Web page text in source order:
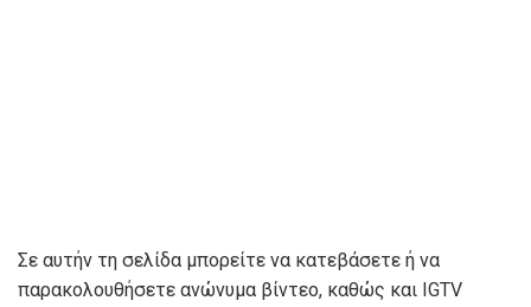
Σε αυτήν τη σελίδα μπορείτε να κατεβάσετε ή να
παρακολουθήσετε ανώνυμα βίντεο, καθώς και IGTV